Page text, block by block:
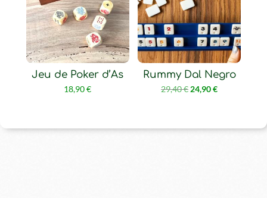
Jeu de Poker d’As
18,90€
Rummy Dal Negro
29,40€ Le
24,90€Le